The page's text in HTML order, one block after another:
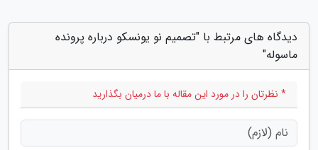
دیدگاه های مرتبط با "تصمیم نو یونسکو درباره پرونده
ماسوله"
* نظرتان را در مورد این مقاله با ما درمیان بگذارید